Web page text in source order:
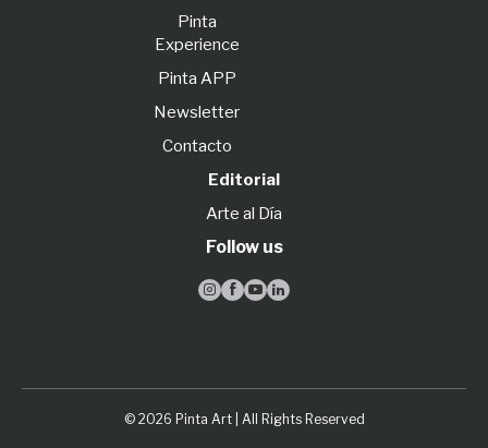
Pinta
Experience
Pinta APP
Newsletter
Contacto
Editorial
Arte al Día
Follow us
   
© 2026 Pinta Art | All Rights Reserved